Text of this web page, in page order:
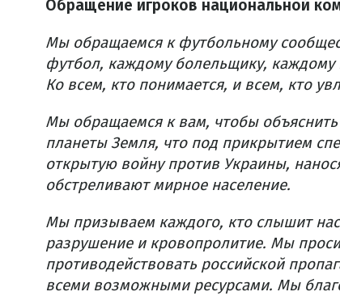
Обращение игроков национальной
Мы обращаемся к футбольному
футбол, каждому болельщику, каждому
Ко всем, кто понимается, и всем, кто
Мы обращаемся к вам, чтобы
планеты Земля, что под прикрытием
открытую войну против Украины,
обстреливают мирное население.
Мы призываем каждого, кто слышит
разрушение и кровопролитие. Мы
противодействовать российской
всеми возможными ресурсами. Мы